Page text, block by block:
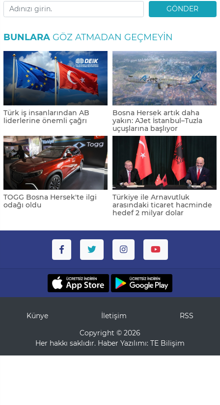
GÖNDER
BUNLARA GÖZ ATMADAN GEÇMEYIN
Türk iş insanlarından AB
liderlerine önemli çağrı
Bosna Hersek artık daha
yakın: AJet İstanbul–Tuzla
uçuşlarına başlıyor
TOGG Bosna Hersek'te ilgi
odağı oldu
Türkiye ile Arnavutluk
arasındaki ticaret hacminde
hedef 2 milyar dolar
Künye İletişim
RSS
Copyright © 2026
Her hakkı saklıdır. Haber Yazılımı: TE Bilişim